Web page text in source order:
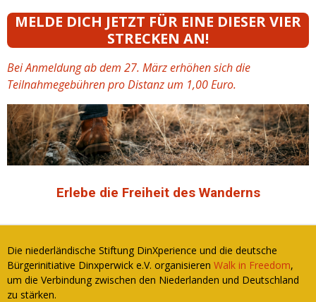
MELDE DICH JETZT FÜR EINE DIESER VIER
STRECKEN AN!
Bei Anmeldung ab dem 27. März erhöhen sich die
Teilnahmegebühren pro Distanz um 1,00 Euro.
Erlebe die Freiheit des Wanderns
Die niederländische Stiftung DinXperience und die deutsche
Bürgerinitiative Dinxperwick e.V. organisieren Walk in Freedom,
um die Verbindung zwischen den Niederlanden und Deutschland
zu stärken.